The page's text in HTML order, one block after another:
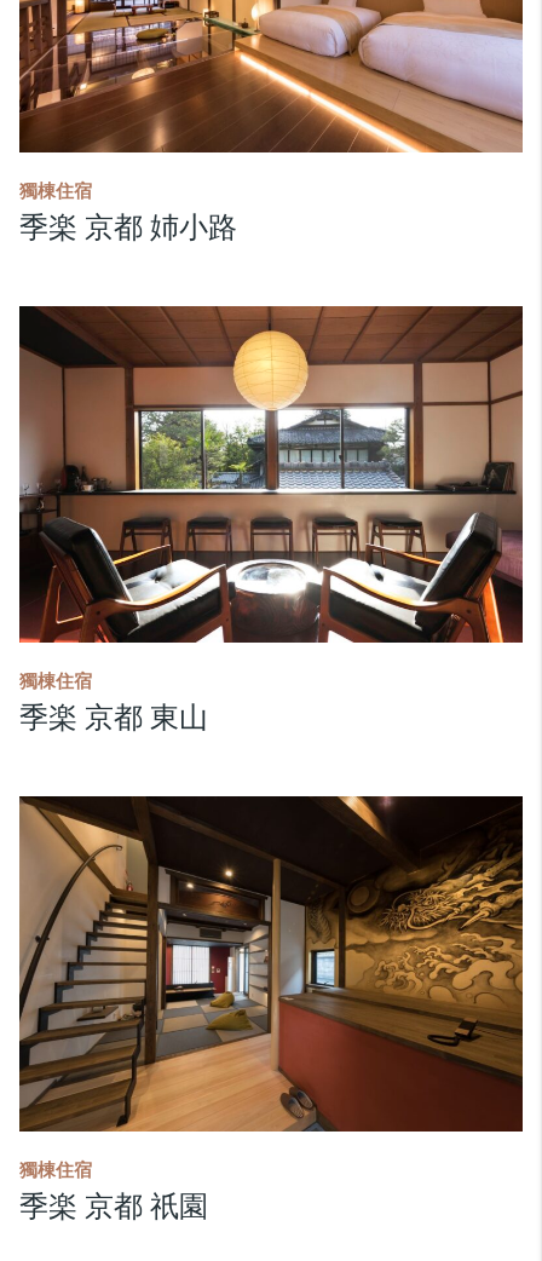
獨棟住宿
季楽 京都 姉小路
獨棟住宿
季楽 京都 東山
獨棟住宿
季楽 京都 祇園